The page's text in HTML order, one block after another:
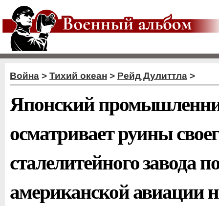
Война > Тихий океан > Рейд Дулиттла >
Японский
осматривает руины
сталелитейного завода
американской авиации